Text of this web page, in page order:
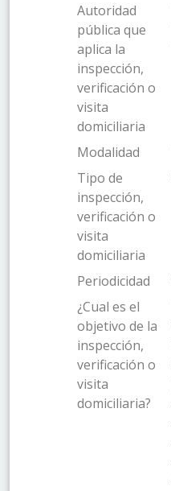
Autoridad
pública que
aplica la
inspección,
verificación o
visita
domiciliaria
Modalidad
Tipo de
inspección,
verificación o
visita
domiciliaria
Periodicidad
¿Cual es el
objetivo de la
inspección,
verificación o
visita
domiciliaria?